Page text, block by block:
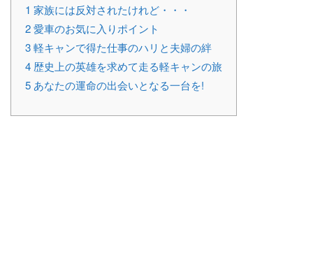
1 家族には反対されたけれど・・・
2愛車のお気に入りポイント
3軽キャンで得た仕事のハリと夫婦の絆
4 歴史上の英雄を求めて走る軽キャンの旅
5 あなたの運命の出会いとなる一台を!